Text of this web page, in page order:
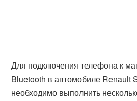
Для подключения телефона к
Bluetooth в автомобиле Renault
необходимо выполнить